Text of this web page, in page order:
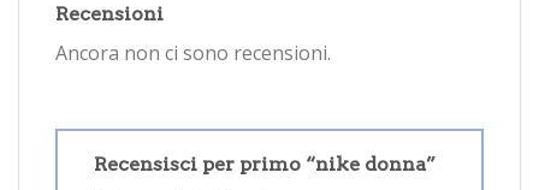
Recensioni
Ancora non ci sono recensioni.
Recensisci per primo “nike donna”